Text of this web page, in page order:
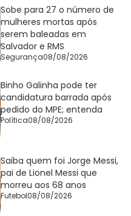
Sobe para 27 o número de
mulheres mortas após
serem baleadas em
Salvador e RMS
Segurança08/08/2026
Binho Galinha pode ter
candidatura barrada após
pedido do MPE; entenda
Política08/08/2026
Saiba quem foi Jorge Messi,
pai de Lionel Messi que
morreu aos 68 anos
Futebol08/08/2026